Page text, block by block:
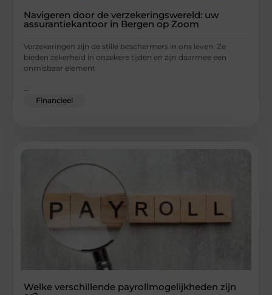
Navigeren door de verzekeringswereld: uw
assurantiekantoor in Bergen op Zoom
Verzekeringen zijn de stille beschermers in ons leven. Ze
bieden zekerheid in onzekere tijden en zijn daarmee een
onmisbaar element
Financieel
Welke verschillende payrollmogelijkheden zijn